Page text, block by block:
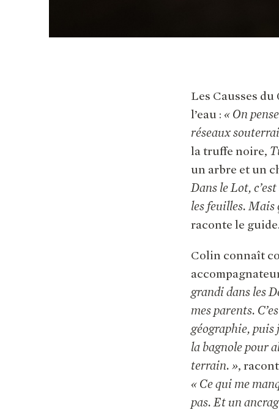
Les Causses
l’eau : « On
réseaux
la truffe noire,
un arbre et un
Dans le Lot,
les feuilles. Mais
raconte le guide.
Colin connaît
grandi dans les
mes parents.
géographie, puis
la bagnole pour
terrain. »,
« Ce qui me
pas. Et un